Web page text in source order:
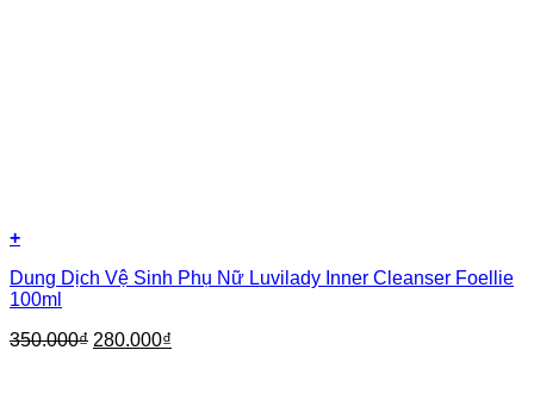
+
Dung Dịch Vệ Sinh Phụ Nữ Luvilady Inner Cleanser Foellie
100ml
350.000₫ 280.000₫